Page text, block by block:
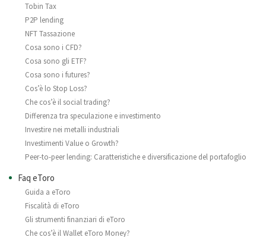
Tobin Tax
P2P lending
NFT Tassazione
Cosa sono i CFD?
Cosa sono gli ETF?
Cosa sono i futures?
Cos’è lo Stop Loss?
Che cos’è il social trading?
Differenza tra speculazione e investimento
Investire nei metalli industriali
Investimenti Value o Growth?
Peer-to-peer lending: Caratteristiche e diversificazione del portafoglio
Faq eToro
Guida a eToro
Fiscalità di eToro
Gli strumenti finanziari di eToro
Che cos’è il Wallet eToro Money?